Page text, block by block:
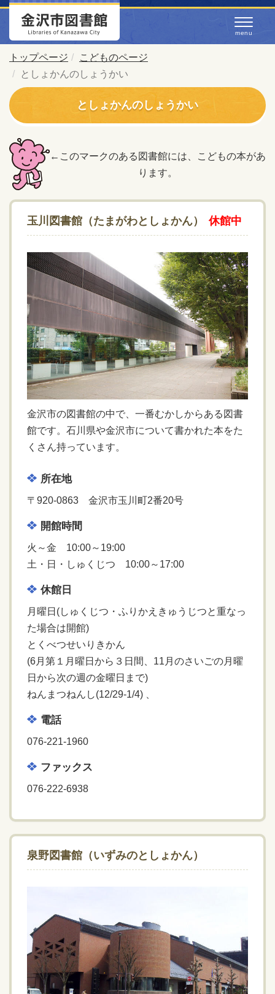
トップページ
こどものページ
としょかんのしょうかい
としょかんのしょうかい
←このマークのある図書館には、こどもの本があ
ります。
玉川図書館（たまがわとしょかん） 休館中
金沢市の図書館の中で、一番むかしからある図書
館です。石川県や金沢市について書かれた本をた
くさん持っています。
所在地
〒920-0863 金沢市玉川町2番20号
開館時間
火～金 10:00～19:00
土・日・しゅくじつ 10:00～17:00
休館日
月曜日(しゅくじつ・ふりかえきゅうじつと重なっ
た場合は開館)
とくべつせいりきかん
(6月第１月曜日から３日間、11月のさいごの月曜
日から次の週の金曜日まで)
ねんまつねんし(12/29-1/4) 、
電話
076-221-1960
ファックス
076-222-6938
泉野図書館（いずみのとしょかん）